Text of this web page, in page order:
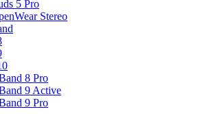
5 Pro
Stereo
8 Pro
9 Active
9 Pro